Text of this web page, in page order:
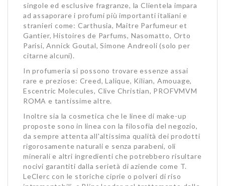
singole ed esclusive fragranze, la Clientela impara
ad assaporare i profumi più importanti italiani e
stranieri come: Carthusia, Maitre Parfumeur et
Gantier, Histoires de Parfums, Nasomatto, Orto
Parisi, Annick Goutal, Simone Andreoli (solo per
citarne alcuni).
In profumeria si possono trovare essenze assai
rare e preziose: Creed, Lalique, Kilian, Amouage,
Escentric Molecules, Clive Christian, PROFVMVM
ROMA e tantissime altre.
Inoltre sia la cosmetica che le linee di make-up
proposte sono in linea con la filosofia del negozio,
da sempre attenta all'altissima qualità dei prodotti
rigorosamente naturali e senza parabeni, oli
minerali e altri ingredienti che potrebbero risultare
nocivi garantiti dalla serietà di aziende come T.
LeClerc con le storiche ciprie o polveri di riso